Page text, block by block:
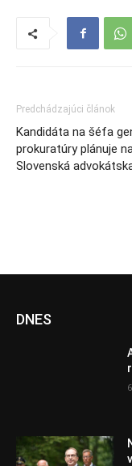
Predchádzajúci článok
Kandidáta na šéfa
prokuratúry plánuje
Slovenská
DNES